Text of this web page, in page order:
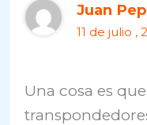
Juan
11 de julio ,
Una cosa es